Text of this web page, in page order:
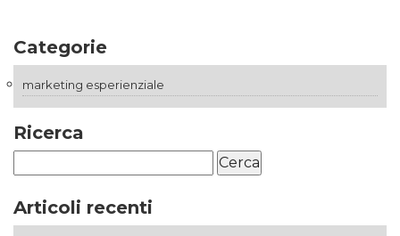
Categorie
marketing esperienziale
Ricerca
per:
Articoli recenti